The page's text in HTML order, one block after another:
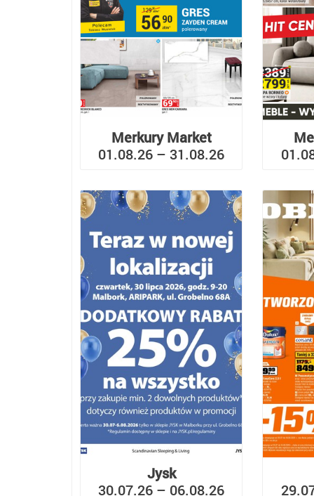
Merkury Market
01.08.26 – 31.08.26
Jysk
30.07.26 – 06.08.26